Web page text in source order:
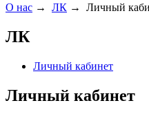
О нас → ЛК → Личный
ЛК
Личный кабинет
Личный кабинет